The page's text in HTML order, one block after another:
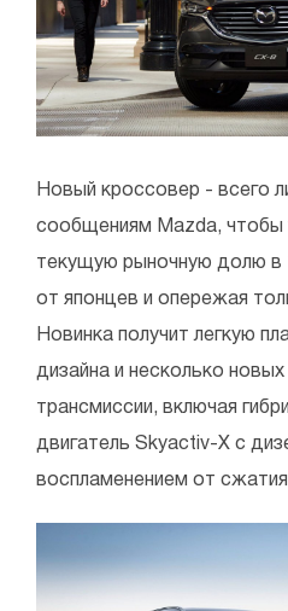
Новый кроссовер - всего
сообщениям Mazda, чтобы
текущую рыночную долю в
от японцев и опережая
Новинка получит легкую
дизайна и несколько новых
трансмиссии, включая
двигатель Skyactiv-X с
воспламенением от